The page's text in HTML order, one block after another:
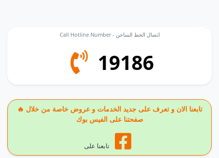
Call Hotline Number - اتصال الخط الساخن
19186
🔥 تابعنا الان و تعرف على جديد الخدمات و عروض خاصة من خلال
صفحتنا على الفيس بوك
تابعنا على